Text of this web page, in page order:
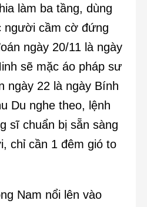
làm ba tầng, dùng
người cầm cờ đứng
ngày 20/11 là ngày
sẽ mặc áo pháp sư
ngày 22 là ngày Bính
Du nghe theo, lệnh
sĩ chuẩn bị sẵn sàng
chỉ cần 1 đêm gió to
Nam nổi lên vào